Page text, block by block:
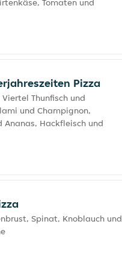
Tomaten und
Pizza
Thunfisch und
und Champignon,
Ananas, Hackfleisch und
Spinat, Knoblauch und